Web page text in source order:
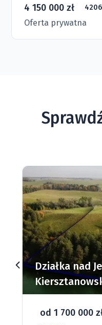
4 150 000 zł
Oferta prywatna
Działki
Dąbrowa
od 93 280 zł